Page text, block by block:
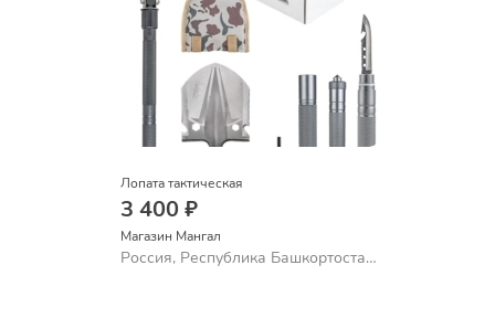
Лопата тактическая
3 400 ₽
Магазин Мангал
Россия, Республика Башкортостан,